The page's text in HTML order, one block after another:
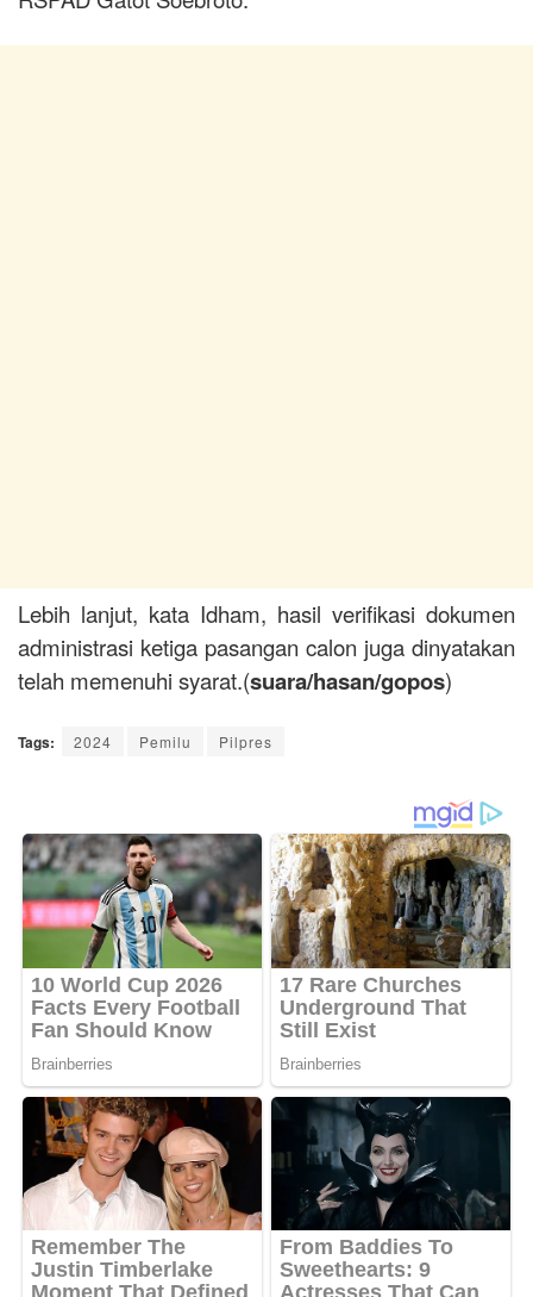
Lebih lanjut, kata Idham, hasil verifikasi dokumen
administrasi ketiga pasangan calon juga dinyatakan
telah memenuhi syarat.(suara/hasan/gopos)
Tags: 2024 Pemilu Pilpres